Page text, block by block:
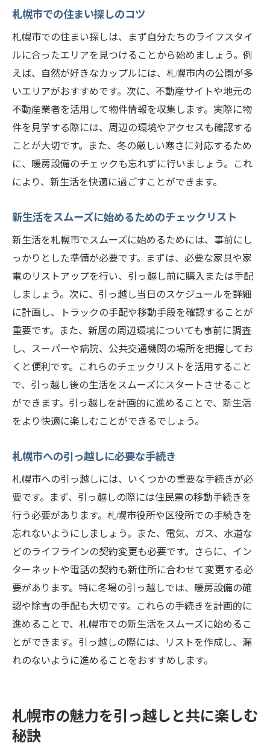
新生活に必要なアイテムの準備
カップルの引っ越し体験記札幌市での新生活を
引っ越しの成功談と失敗談から学ぶ
カップルでの引っ越しを円滑に進めるため
のコミュニケーション術
新居でのインテリアコーディネートのアイ
デア
札幌市での新しい友達の作り方
新生活での時間管理と役割分担
ト
札幌市への引っ越しカップルが知っておくべき
重要な注意点
札幌市の気候に対応するための準備
引っ越しにかかる費用の見積もりと節約術
札幌市での医療施設の確認と登録
引っ越し先のご近所付き合いとマナー
新居での防犯対策
引っ越し後に気をつけるべき生活習慣の変
化
引っ越し当日も安心カップルで札幌市に移住す
引っ越し当日のスケジュール管理
荷物の搬入と設置の手順
引っ越し当日に必要な持ち物リスト
トラブル対応のための連絡先リスト
新居のチェックポイントと初期設定
引っ越し後の確認事項と手続き
札幌市での住まい探しのコツ
札幌市での住まい探しは、まず自分たちのライフスタイ
ルに合ったエリアを見つけることから始めましょう。例
えば、自然が好きなカップルには、札幌市内の公園が多
いエリアがおすすめです。次に、不動産サイトや地元の
不動産業者を活用して物件情報を収集します。実際に物
件を見学する際には、周辺の環境やアクセスも確認する
ことが大切です。また、冬の厳しい寒さに対応するため
に、暖房設備のチェックも忘れずに行いましょう。これ
により、新生活を快適に過ごすことができます。
新生活をスムーズに始めるためのチェックリスト
新生活を札幌市でスムーズに始めるためには、事前にし
っかりとした準備が必要です。まずは、必要な家具や家
電のリストアップを行い、引っ越し前に購入または手配
しましょう。次に、引っ越し当日のスケジュールを詳細
に計画し、トラックの手配や移動手段を確認することが
重要です。また、新居の周辺環境についても事前に調査
し、スーパーや病院、公共交通機関の場所を把握してお
くと便利です。これらのチェックリストを活用すること
で、引っ越し後の生活をスムーズにスタートさせること
ができます。引っ越しを計画的に進めることで、新生活
をより快適に楽しむことができるでしょう。
札幌市への引っ越しに必要な手続き
札幌市への引っ越しには、いくつかの重要な手続きが必
要です。まず、引っ越しの際には住民票の移動手続きを
行う必要があります。札幌市役所や区役所での手続きを
忘れないようにしましょう。また、電気、ガス、水道な
どのライフラインの契約変更も必要です。さらに、イン
ターネットや電話の契約も新住所に合わせて変更する必
要があります。特に冬場の引っ越しでは、暖房設備の確
認や除雪の手配も大切です。これらの手続きを計画的に
進めることで、札幌市での新生活をスムーズに始めるこ
とができます。引っ越しの際には、リストを作成し、漏
れのないように進めることをおすすめします。
札幌市の魅力を引っ越しと共に楽しむ
秘訣